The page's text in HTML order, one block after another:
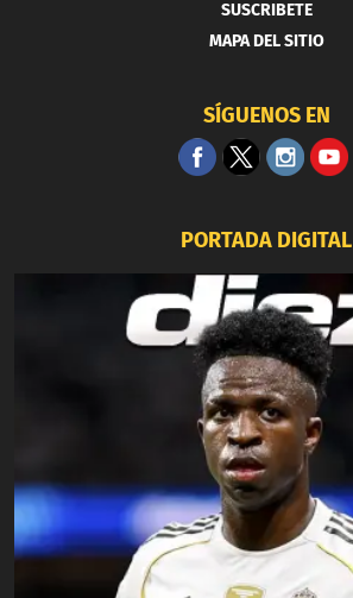
SUSCRIBETE
MAPA DEL SITIO
SÍGUENOS EN
PORTADA DIGITAL